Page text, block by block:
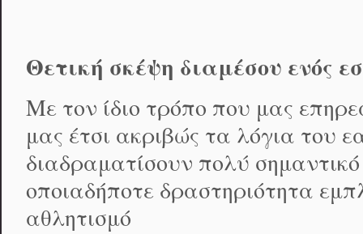
Θετική σκέψη διαμέσου ενός
Με τον ίδιο τρόπο που μας
μας έτσι ακριβώς τα λόγια του
διαδραματίσουν πολύ σημαντικό
οποιαδήποτε δραστηριότητα
αθλητισμό